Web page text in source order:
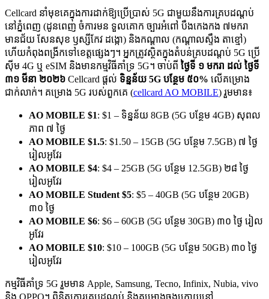
Cellcard នាំមុខគេក្នុងការដាក់ឱ្យប្រើប្រាស់ 5G ជាមួយនឹងការគ្របដណ្តប់
នៅភ្នំពេញ (ដូនពេញ ចំការមន ទួលគោក ច្បារអំពៅ បឹងកេងកង ៧មករា
មានជ័យ សែនសុខ ឫស្សីកែវ ដង្កោ) និងកណ្តាល (កណ្តាលស្ទឹង តាខ្មៅ)
ហើយកំពុងពង្រីកទៅខេត្តផ្សេងៗ។ អ្នកត្រូវស្ថិតក្នុងតំបន់គ្របដណ្តប់ 5G ប្រើ
ស៊ីម 4G ឬ eSIM និងមានកម្មវិធីគាំទ្រ 5G។ ចាប់ពី ថ្ងៃទី ១ មករា ដល់ ថ្ងៃទី
៣១ មីនា ២០២៦ Cellcard ផ្តល់ ទិន្នន័យ 5G បន្ថែម ៥០% លើគម្រោង
ជាក់លាក់។ គម្រោង 5G របស់ពួកគេ (cellcard AO MOBILE) រួមមាន៖
AO MOBILE $1: $1 – ទិន្នន័យ 8GB (5G បន្ថែម 4GB) សុពល
ភាព ៧ ថ្ងៃ
AO MOBILE $1.5: $1.50 – 15GB (5G បន្ថែម 7.5GB) ៧ ថ្ងៃ
រៀលអូវែរ
AO MOBILE $4: $4 – 25GB (5G បន្ថែម 12.5GB) ២៨ ថ្ងៃ
រៀលអូវែរ
AO MOBILE Student $5: $5 – 40GB (5G បន្ថែម 20GB)
៣០ ថ្ងៃ
AO MOBILE $6: $6 – 60GB (5G បន្ថែម 30GB) ៣០ ថ្ងៃ រៀល
អូវែរ
AO MOBILE $10: $10 – 100GB (5G បន្ថែម 50GB) ៣០ ថ្ងៃ
រៀលអូវែរ
កម្មវិធីគាំទ្រ 5G រួមមាន Apple, Samsung, Tecno, Infinix, Nubia, vivo
និង OPPO។ ពិនិត្យការគ្របដណ្តប់ និងគម្រោងចុងក្រោយនៅ